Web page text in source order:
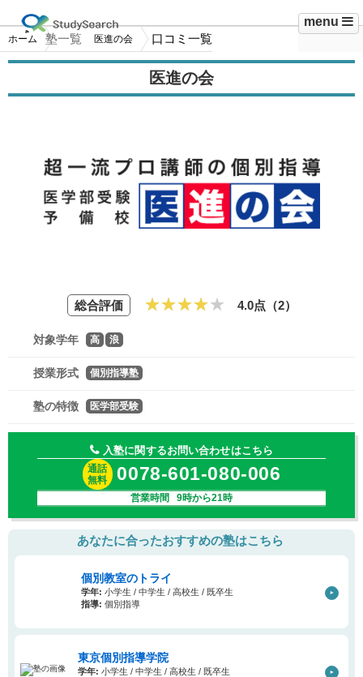
menu
ホーム 塾一覧 医進の会 口コミ一覧
医進の会
総合評価 4.0点（2）
対象学年 高 浪
授業形式 個別指導塾
塾の特徴 医学部受験
入塾に関するお問い合わせはこちら
通話
無料
0078-601-080-006
営業時間 9時から21時
あなたに合ったおすすめの塾はこちら
個別教室のトライ
学年: 小学生 / 中学生 / 高校生 / 既卒生
指導: 個別指導
東京個別指導学院
学年: 小学生 / 中学生 / 高校生 / 既卒生